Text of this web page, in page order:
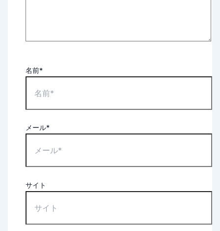
名前*
メール*
サイト